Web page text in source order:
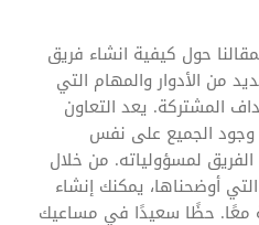
حول كيفية انشاء فريق
من الأدوار والمهام التي
المشتركة. يعد التعاون
وجود الجميع على نفس
لمسؤولياته. من خلال
التي أوضحناها، يمكنك إنشاء
معًا. حظًا سعيدًا في مساعيك